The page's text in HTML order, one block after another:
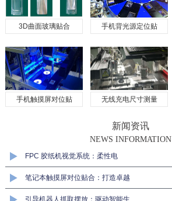
3D曲面玻璃贴合 手机背光源定位贴
手机触摸屏对位贴 无线充电尺寸测量
新闻资讯
NEWS INFORMATION
FPC 胶纸机视觉系统：柔性电
笔记本触摸屏对位贴合：打造卓越
引导机器人抓取摆放：驱动智能生